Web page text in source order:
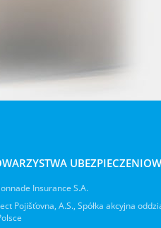
Insurance S.A.
Pojišťovna, A.S., Spółka akcyjna